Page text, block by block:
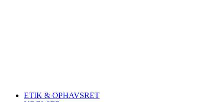
ETIK & OPHAVSRET